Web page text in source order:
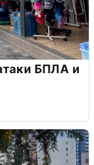
БПЛА и